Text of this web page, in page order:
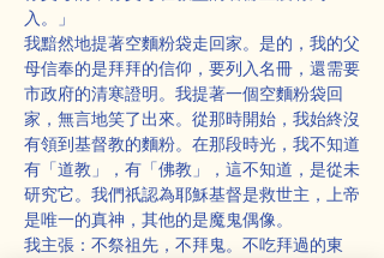
入。」
我黯然地提著空麵粉袋走回家。是的，我的父
母信奉的是拜拜的信仰，要列入名冊，還需要
市政府的清寒證明。我提著一個空麵粉袋回
家，無言地笑了出來。從那時開始，我始終沒
有領到基督教的麵粉。在那段時光，我不知道
有「道教」，有「佛教」，這不知道，是從未
研究它。我們祇認為耶穌基督是救世主，上帝
是唯一的真神，其他的是魔鬼偶像。
我主張：不祭祖先，不拜鬼。不吃拜過的東